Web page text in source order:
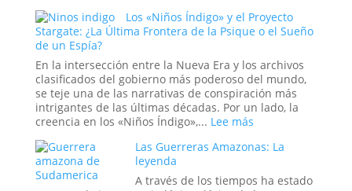
Blanca
o
Mito
más
Perverso?
Ritual
del
del
Mundo:
Dentro
de
donde
Decide
Los «Niños Índigo» y el Proyecto
Stargate: ¿La Última Frontera de la Psique o el Sueño
de un Espía?
En la intersección entre la Nueva Era y los archivos
clasificados del gobierno más poderoso del mundo,
se teje una de las narrativas de conspiración más
intrigantes de las últimas décadas. Por un lado, la
creencia en los «Niños Índigo»,... Lee más:
«Niños
y
Las Guerreras Amazonas: La
leyenda
A través de los tiempos ha estado